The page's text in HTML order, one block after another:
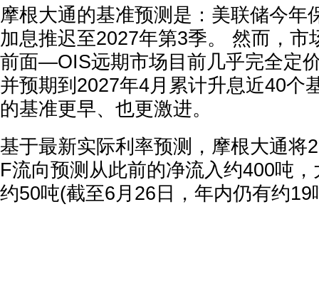
摩根大通的基准预测是：美联储今年
加息推迟至2027年第3季。 然而，市
前面—OIS远期市场目前几乎完全定
并预期到2027年4月累计升息近40个
的基准更早、也更激进。
基于最新实际利率预测，摩根大通将
F流向预测从此前的净流入约400吨
约50吨(截至6月26日，年内仍有约19